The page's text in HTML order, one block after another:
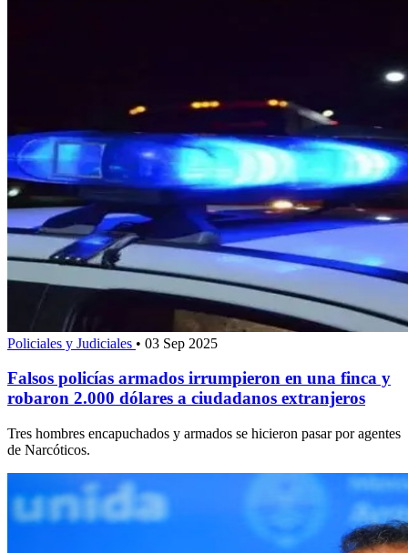
Policiales y Judiciales • 03 Sep 2025
Falsos policías armados irrumpieron en una finca y
robaron 2.000 dólares a ciudadanos extranjeros
Tres hombres encapuchados y armados se hicieron pasar por agentes
de Narcóticos.